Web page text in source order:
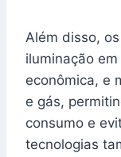
Além disso,
iluminação
econômica, e
e gás,
consumo e
tecnologias